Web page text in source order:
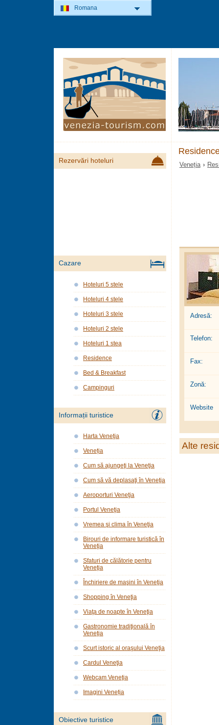
Veneția ›
Adresă:
Telefon:
Fax:
Zonă:
Website
Alte
Rezervări hoteluri
Cazare
Hoteluri 5 stele
Hoteluri 4 stele
Hoteluri 3 stele
Hoteluri 2 stele
Hoteluri 1 stea
Residence
Bed & Breakfast
Campinguri
Informații turistice
Harta Veneţia
Veneția
Cum să ajungeţi la Veneţia
Cum să vă deplasaţi în Veneţia
Aeroporturi Veneţia
Portul Veneţia
Vremea şi clima în Veneţia
Birouri de informare turistică în
Veneţia
Sfaturi de călătorie pentru
Veneţia
Închiriere de maşini în Veneţia
Shopping în Veneţia
Viaţa de noapte în Veneţia
Gastronomie tradiţională în
Veneţia
Scurt istoric al oraşului Veneţia
Cardul Veneţia
Webcam Veneţia
Imagini Veneția
Obiective turistice
Romana